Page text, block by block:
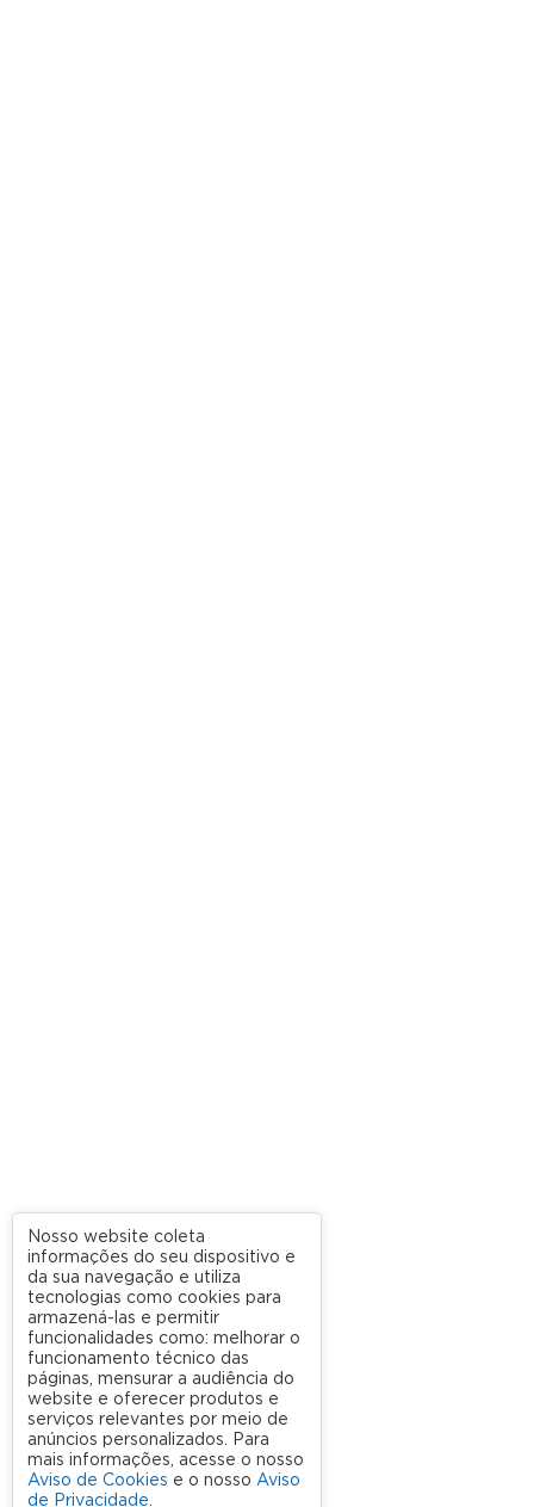
Nosso website coleta
informações do seu dispositivo e
da sua navegação e utiliza
tecnologias como cookies para
armazená-las e permitir
funcionalidades como: melhorar o
funcionamento técnico das
páginas, mensurar a audiência do
website e oferecer produtos e
serviços relevantes por meio de
anúncios personalizados. Para
mais informações, acesse o nosso
Aviso de Cookies e o nosso Aviso
de Privacidade.